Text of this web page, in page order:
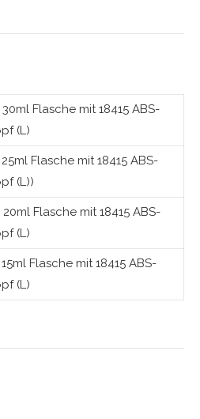
Flasche mit 18415 ABS-
(L)
Flasche mit 18415 ABS-
(L))
Flasche mit 18415 ABS-
(L)
Flasche mit 18415 ABS-
(L)